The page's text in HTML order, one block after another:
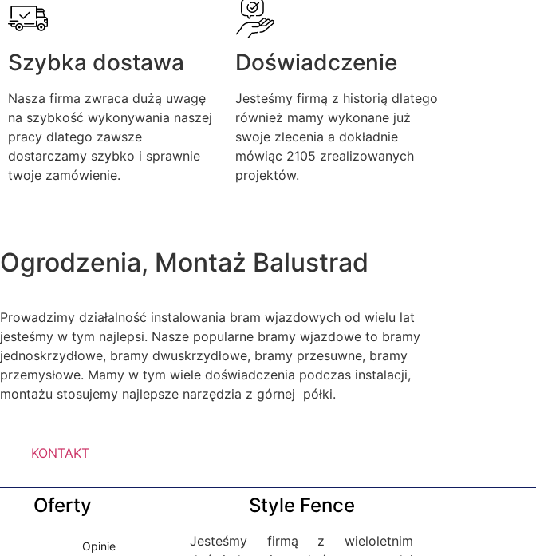
Szybka dostawa
Nasza firma zwraca dużą uwagę
na szybkość wykonywania naszej
pracy dlatego zawsze
dostarczamy szybko i sprawnie
twoje zamówienie.
Doświadczenie
Jesteśmy firmą z historią dlatego
również mamy wykonane już
swoje zlecenia a dokładnie
mówiąc 2105 zrealizowanych
projektów.
Ogrodzenia, Montaż Balustrad
Prowadzimy działalność instalowania bram wjazdowych od wielu lat
jesteśmy w tym najlepsi. Nasze popularne bramy wjazdowe to bramy
jednoskrzydłowe, bramy dwuskrzydłowe, bramy przesuwne, bramy
przemysłowe. Mamy w tym wiele doświadczenia podczas instalacji,
montażu stosujemy najlepsze narzędzia z górnej półki.
KONTAKT
Oferty
Opinie
Style Fence
Jesteśmy firmą z wieloletnim